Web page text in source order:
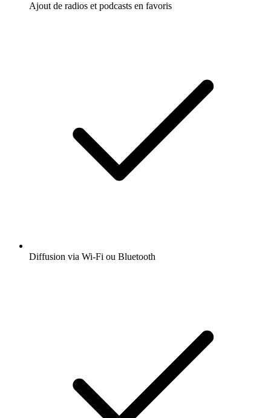
Ajout de radios et podcasts en favoris
Diffusion via Wi-Fi ou Bluetooth